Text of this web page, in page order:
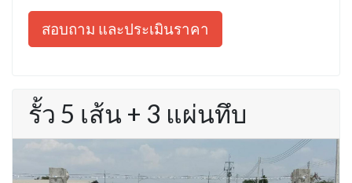
สอบถาม และประเมินราคา
รั้ว 5 เส้น + 3 แผ่นทึบ